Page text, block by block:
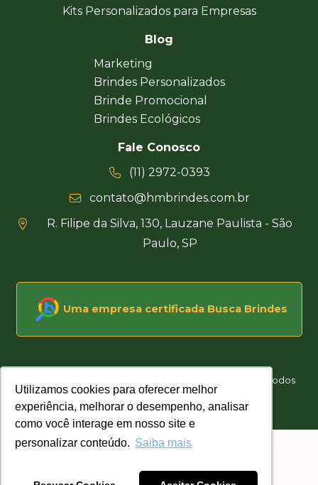
Utilizamos cookies para oferecer melhor
experiência, melhorar o desempenho, analisar
como você interage em nosso site e
personalizar conteúdo. Saiba mais
Utilizamos cookies para oferecer melhor
experiência, melhorar o desempenho, analisar
como você interage em nosso site e
personalizar conteúdo. Saiba mais
Kits Personalizados para Empresas
Blog
Marketing
Brindes Personalizados
Brinde Promocional
Brindes Ecológicos
Fale Conosco
(11) 2972-0393
contato@hmbrindes.com.br
R. Filipe da Silva, 130, Lauzane Paulista - São
Paulo, SP
Uma empresa certificada Busca Brindes
Hakuna Matata Brindes Corporativos Personalizados © Todos
os direitos reservados
Desenvolvido por